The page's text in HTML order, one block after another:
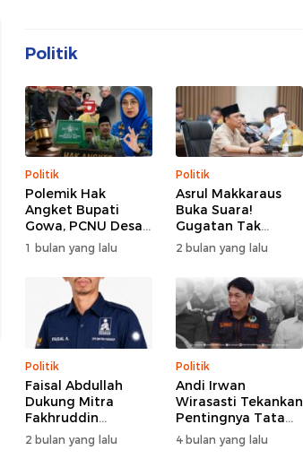
Politik
Politik
Polemik Hak
Angket Bupati
Gowa, PCNU Desak
DPRD Buka Fakta
Transparan
1 bulan yang lalu
Politik
Asrul Makkaraus
Buka Suara!
Gugatan Tak
Hentikan Hak
Angket DPRD
2 bulan yang lalu
Politik
Faisal Abdullah
Dukung Mitra
Fakhruddin
Nahkodai BM PAN
Periode 2026-2031
2 bulan yang lalu
Politik
Andi Irwan
Wirasasti Tekankan
Pentingnya Tata
Kelola Terintegrasi
Sektor Peternakan
4 bulan yang lalu